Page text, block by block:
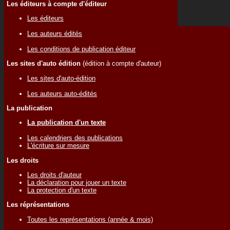
Les éditeurs à compte d'éditeur
Les éditeurs
Les auteurs édités
Les conditions de publication éditeur
Les sites d'auto édition (édition à compte d'auteur)
Les sites d'auto-édition
Les auteurs auto-édités
La publication
La publication d'un texte
Les calendriers des publications
L'écriture sur mesure
Les droits
Les droits d'auteur
La déclaration pour jouer un texte
La protection d'un texte
Les réprésentations
Toutes les représentations (année & mois)